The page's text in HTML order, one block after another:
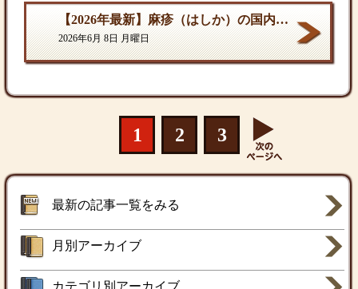
【2026年最新】麻疹（はしか）の国内流行状況と対策
2026年6月 8日 月曜日
1 2 3
最新の記事一覧をみる
月別アーカイブ
カテゴリ別アーカイブ